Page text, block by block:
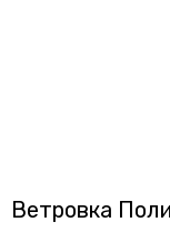
Ветровка